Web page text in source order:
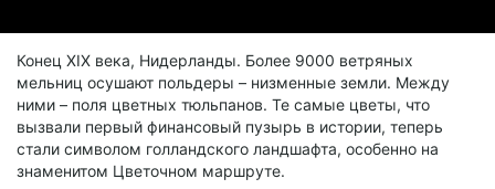
Конец XIX века, Нидерланды. Более 9000 ветряных
мельниц осушают польдеры – низменные земли. Между
ними – поля цветных тюльпанов. Те самые цветы, что
вызвали первый финансовый пузырь в истории, теперь
стали символом голландского ландшафта, особенно на
знаменитом Цветочном маршруте.